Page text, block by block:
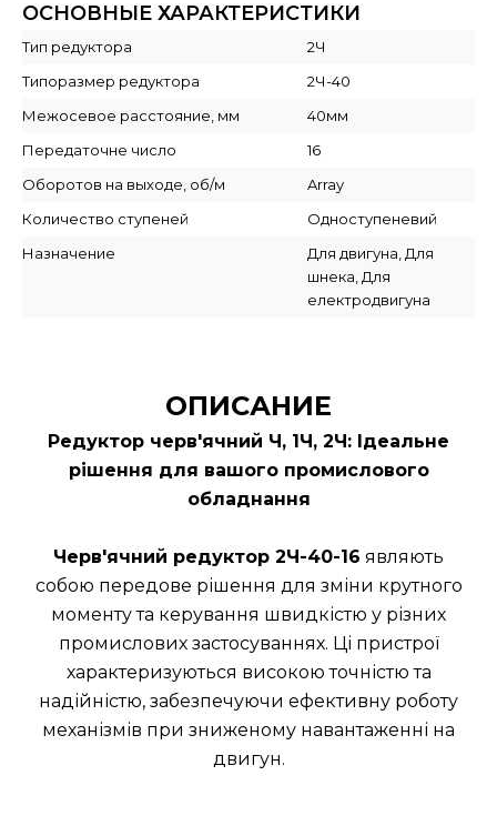
ОСНОВНЫЕ ХАРАКТЕРИСТИКИ
Тип редуктора
2Ч
Типоразмер редуктора
2Ч-40
Межосевое расстояние, мм
40мм
Передаточне число
16
Оборотов на выходе, об/м
Array
Количество ступеней
Одноступеневий
Назначение
Для двигуна, Для
шнека, Для
електродвигуна
ОПИСАНИЕ
Редуктор черв'ячний Ч, 1Ч, 2Ч: Ідеальне
рішення для вашого промислового
обладнання
Черв'ячний редуктор 2Ч-40-16 являють
собою передове рішення для зміни крутного
моменту та керування швидкістю у різних
промислових застосуваннях. Ці пристрої
характеризуються високою точністю та
надійністю, забезпечуючи ефективну роботу
механізмів при зниженому навантаженні на
двигун.